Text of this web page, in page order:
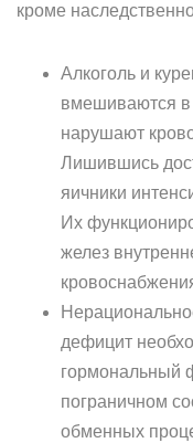
кроме
Алкоголь и
вмешиваются в
нарушают
Лишившись
яичники
Их
желез
дефицит
гормональный
пограничном
обменных